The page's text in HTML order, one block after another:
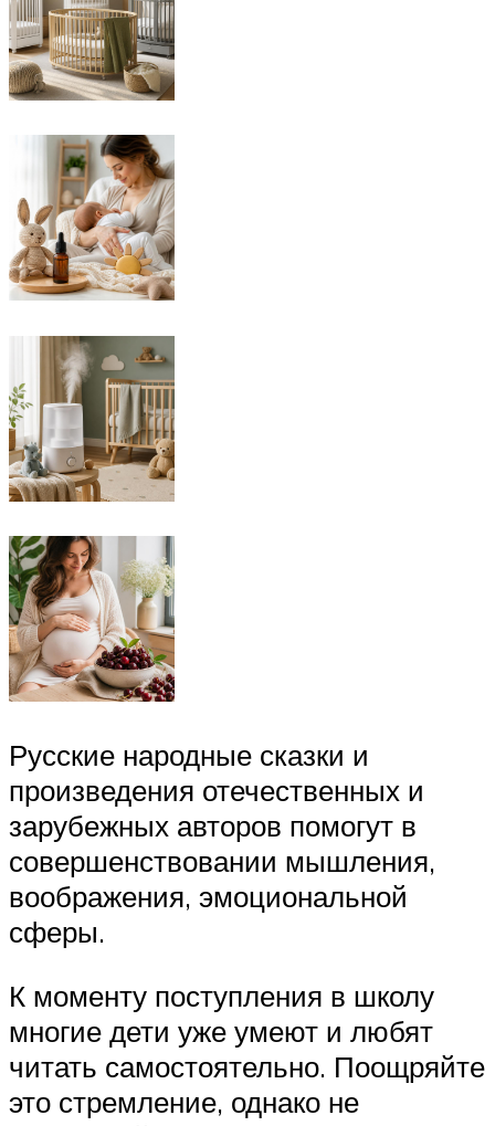
Русские народные сказки и
произведения отечественных и
зарубежных авторов помогут в
совершенствовании мышления,
воображения, эмоциональной
сферы.
К моменту поступления в школу
многие дети уже умеют и любят
читать самостоятельно. Поощряйте
это стремление, однако не